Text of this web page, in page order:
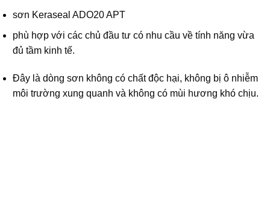
sơn Keraseal ADO20 APT
phù hợp với các chủ đầu tư có nhu cầu về tính năng vừa
đủ tầm kinh tế.
Đây là dòng sơn không có chất độc hại, không bị ô nhiễm
môi trường xung quanh và không có mùi hương khó chịu.